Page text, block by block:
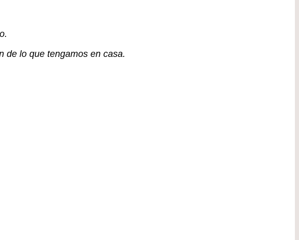
de lo que tengamos en casa.